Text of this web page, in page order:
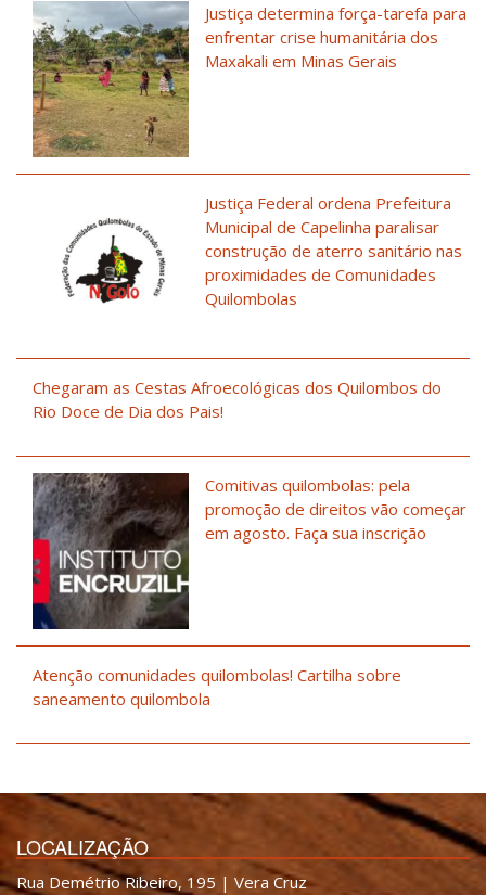
Justiça determina força-tarefa para
enfrentar crise humanitária dos
Maxakali em Minas Gerais
Justiça Federal ordena Prefeitura
Municipal de Capelinha paralisar
construção de aterro sanitário nas
proximidades de Comunidades
Quilombolas
Chegaram as Cestas Afroecológicas dos Quilombos do
Rio Doce de Dia dos Pais!
Comitivas quilombolas: pela
promoção de direitos vão começar
em agosto. Faça sua inscrição
Atenção comunidades quilombolas! Cartilha sobre
saneamento quilombola
LOCALIZAÇÃO
Rua Demétrio Ribeiro, 195 | Vera Cruz